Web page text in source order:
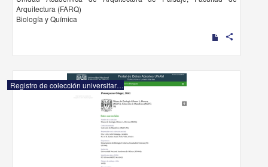
Arquitectura (FARQ)
Biología y Química
share
Registro de colección universitaria